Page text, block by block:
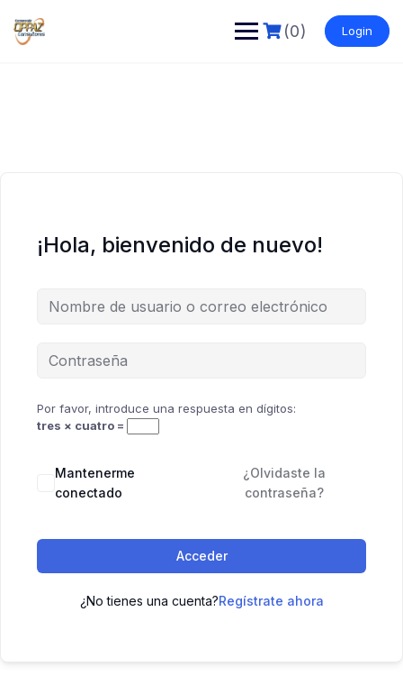
contenido
(0) Login
¡Hola, bienvenido de nuevo!
Por favor, introduce una respuesta en dígitos:
tres × cuatro =
Mantenerme
conectado
¿Olvidaste la
contraseña?
Acceder
¿No tienes una cuenta?Regístrate ahora